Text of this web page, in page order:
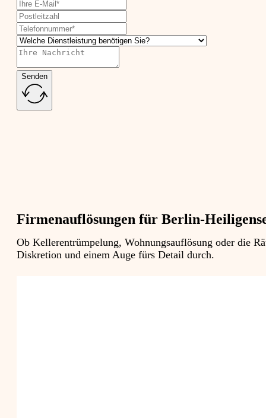
Senden
Firmenauflösungen für Berlin-
Ob Kellerentrümpelung, Wohnungsauflösung oder die
Diskretion und einem Auge fürs Detail durch.